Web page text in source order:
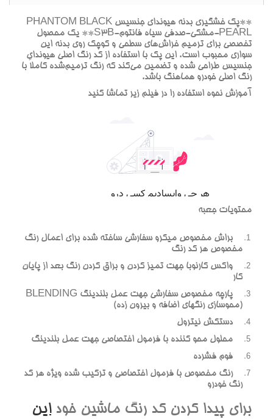
**پک خشگيري بدنه هيونداي جنسيس PHANTOM BLACK
PEARL-مشکي-صدفي سياه فانتوم-S3B** يک محصول
تخصصي براي ترميم خراش‌هاي سطحي و کوچک روي بدنه اين
سواري محبوب است. اين پک با استفاده از کد رنگ اصلي هيونداي
جنسيس طراحي شده و تضمين مي‌کند که رنگ ترميم‌شده کاملاً با
رنگ اصلي خودرو هماهنگ باشد.
آموزش نحوه استفاده را در فيلم زير تماشا کنيد
محتويات جعبه
براش مخصوص ميکرو سفارشي ساخته شده براي اعمال رنگ
مخصوص هر کد رنگ
واکس کارنوبا جهت تميز کردن و براق کردن رنگ بعد از پايان
کار
پارچه مخصوص سفارشي جهت عمل بلندينگ BLENDING
(محوسازي رنگهاي اضافه و بيرون زده)
دستکش نيترول
محلول محو کننده با فرمول اختصاصي جهت عمل بلندينگ
فوم فشرده
رنگ مخصوص با فرمول اختصاصي و ترکيب شده ويژه هر کد
رنگ خودرو
براي پيدا کردن کد رنگ ماشين خوداين